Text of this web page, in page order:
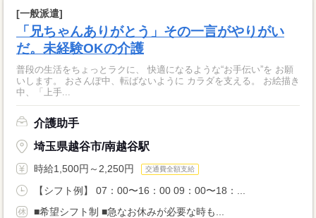
[一般派遣]
「兄ちゃんありがとう」その一言がやりがい
だ。未経験OKの介護
普段の生活をちょっとラクに、 快適になるような“お手伝い”を お願
いします。 おさんぽ中、転ばないように カラダを支える。 お絵描き
中、「上手...
介護助手
埼玉県越谷市/南越谷駅
時給1,500円～2,250円 交通費全額支給
【シフト例】 07：00〜16：00 09：00〜18：...
■希望シフト制 ■急なお休みが必要な時も...